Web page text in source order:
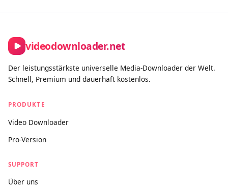
How is this different from other downloaders?
videodownloader.net is designed for legitimate personal use
cases: saving your own social media content, downloading
open-license and Creative Commons videos, and accessing
publicly available media you have the right to keep. We actively
block platforms where downloading is prohibited by the
videodownloader.net